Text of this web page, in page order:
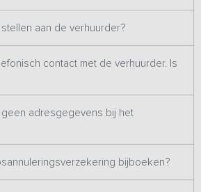
aan de verhuurder?
contact met de verhuurder. Is
geen adresgegevens bij het
bijboeken?